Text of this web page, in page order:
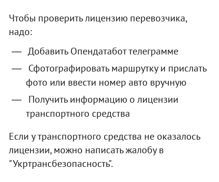
Чтобы проверить лицензию перевозчика,
надо:
Добавить Опендатабот телеграмме
Сфотографировать маршрутку и прислать
фото или ввести номер авто вручную
Получить информацию о лицензии
транспортного средства
Если у транспортного средства не оказалось
лицензии, можно написать жалобу в
"Укртрансбезопасность".